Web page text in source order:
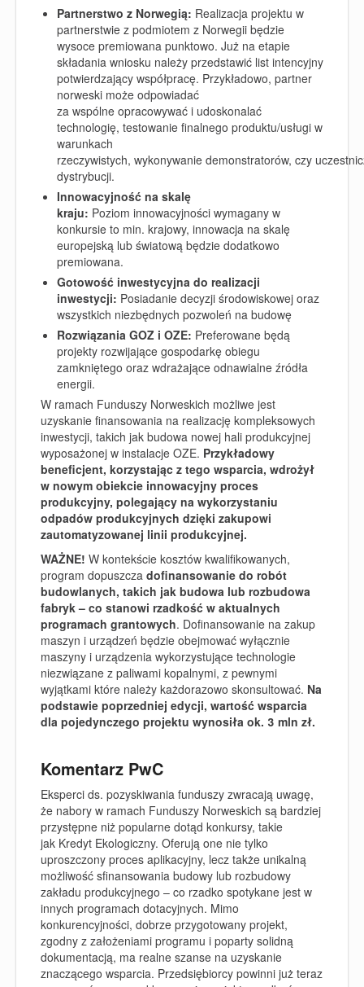
Partnerstwo z Norwegią: Realizacja projektu w
partnerstwie z podmiotem z Norwegii będzie
wysoce premiowana punktowo. Już na etapie
składania wniosku należy przedstawić list intencyjny
potwierdzający współpracę. Przykładowo, partner
norweski może odpowiadać
za wspólne opracowywać i udoskonalać
technologię, testowanie finalnego produktu/usługi w
warunkach
rzeczywistych, wykonywanie demonstratorów, czy
dystrybucji.
Innowacyjność na skalę
kraju: Poziom innowacyjności wymagany w
konkursie to min. krajowy, innowacja na skalę
europejską lub światową będzie dodatkowo
premiowana.
Gotowość inwestycyjna do realizacji
inwestycji: Posiadanie decyzji środowiskowej oraz
wszystkich niezbędnych pozwoleń na budowę
Rozwiązania GOZ i OZE: Preferowane będą
projekty rozwijające gospodarkę obiegu
zamkniętego oraz wdrażające odnawialne źródła
energii.
W ramach Funduszy Norweskich możliwe jest
uzyskanie finansowania na realizację kompleksowych
inwestycji, takich jak budowa nowej hali produkcyjnej
wyposażonej w instalacje OZE. Przykładowy
beneficjent, korzystając z tego wsparcia, wdrożył
w nowym obiekcie innowacyjny proces
produkcyjny, polegający na wykorzystaniu
odpadów produkcyjnych dzięki zakupowi
zautomatyzowanej linii produkcyjnej.
WAŻNE! W kontekście kosztów kwalifikowanych,
program dopuszcza dofinansowanie do robót
budowlanych, takich jak budowa lub rozbudowa
fabryk – co stanowi rzadkość w aktualnych
programach grantowych. Dofinansowanie na zakup
maszyn i urządzeń będzie obejmować wyłącznie
maszyny i urządzenia wykorzystujące technologie
niezwiązane z paliwami kopalnymi, z pewnymi
wyjątkami które należy każdorazowo skonsultować. Na
podstawie poprzedniej edycji, wartość wsparcia
dla pojedynczego projektu wynosiła ok. 3 mln zł.
Komentarz PwC
Eksperci ds. pozyskiwania funduszy zwracają uwagę,
że nabory w ramach Funduszy Norweskich są bardziej
przystępne niż popularne dotąd konkursy, takie
jak Kredyt Ekologiczny. Oferują one nie tylko
uproszczony proces aplikacyjny, lecz także unikalną
możliwość sfinansowania budowy lub rozbudowy
zakładu produkcyjnego – co rzadko spotykane jest w
innych programach dotacyjnych. Mimo
konkurencyjności, dobrze przygotowany projekt,
zgodny z założeniami programu i poparty solidną
dokumentacją, ma realne szanse na uzyskanie
znaczącego wsparcia. Przedsiębiorcy powinni już teraz